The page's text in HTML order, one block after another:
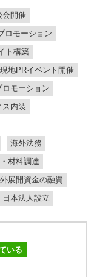
会開催
ロモーション
ト構築
地PRイベント開催
モーション
ス内装
海外法務
材料調達
展開資金の融資
日本法人設立
いる